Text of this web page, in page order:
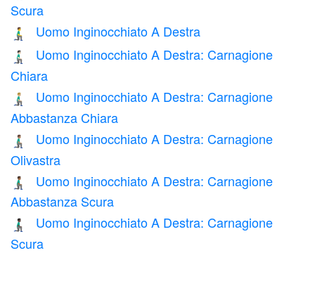
Scura
🧎‍♂️‍➡️ Uomo Inginocchiato A Destra
🧎🏻‍♂️‍➡️
Uomo Inginocchiato A Destra: Carnagione
Chiara
🧎🏼‍♂️‍➡️
Uomo Inginocchiato A Destra: Carnagione
Abbastanza Chiara
🧎🏽‍♂️‍➡️
Uomo Inginocchiato A Destra: Carnagione
Olivastra
🧎🏾‍♂️‍➡️
Uomo Inginocchiato A Destra: Carnagione
Abbastanza Scura
🧎🏿‍♂️‍➡️
Uomo Inginocchiato A Destra: Carnagione
Scura